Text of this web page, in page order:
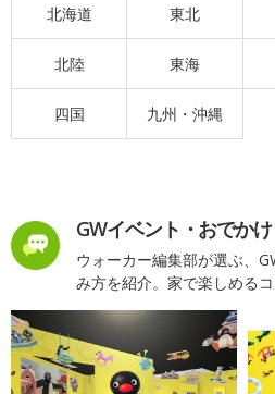
北海道 東北
北陸 東海
四国 九州・沖縄
GWイベント・おでか
ウォーカー編集部が選ぶ、
み方を紹介。家で楽しめる